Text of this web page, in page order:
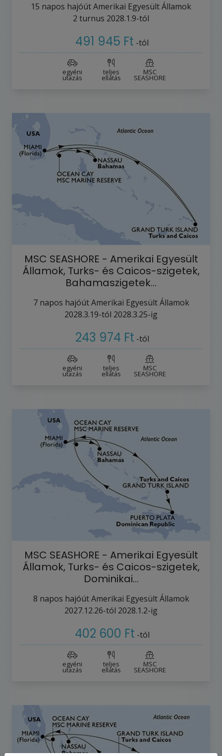
15 napos hajóútAmerikai Egyesült Államok
2 turnus 2028.1.9-tól
491 945 Ft -tól
egyéni
utazás
teljes
ellátás
MSC
SEASHORE
MSC SEASHORE - Amerikai Egyesült
Államok, Turks- és Caicos-szigetek,
Bahamaszigetek…
7napos hajóútAmerikai Egyesült Államok
2028.3.19-tól 2028.3.25-ig
243 974 Ft -tól
egyéni
utazás
teljes
ellátás
MSC
SEASHORE
MSC SEASHORE - Amerikai Egyesült
Államok, Turks- és Caicos-szigetek,
Dominikai…
8 napos hajóútAmerikai Egyesült Államok
2027.12.26-tól 2028.1.2-ig
402 600 Ft -tól
egyéni
utazás
teljes
ellátás
MSC
SEASHORE